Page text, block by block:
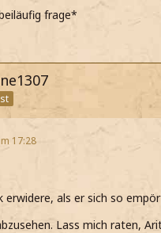
frage*
17:28
erwidere, als er sich so
Lass mich raten,